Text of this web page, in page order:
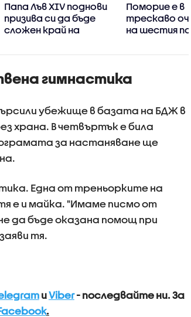
Папа Лъв XIV поднови
призива си да бъде
сложен край на
Поморие е в
трескаво
на шестия по
гимнастика
убежище в базата на БДЖ в
храна. В четвъртък е била
за настаняване ще
Една от треньорките на
е и майка. "Имаме писмо от
да бъде оказана помощ при
тя.
иViber- последвайте ни.За
.